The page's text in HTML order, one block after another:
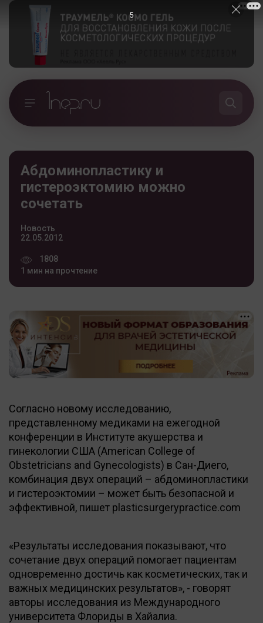
Абдоминопластику и
гистероэктомию можно
сочетать
Новость
22.05.2012
1808
1 мин на прочтение
Согласно новому исследованию,
представленному медиками на ежегодной
конференции в Институте акушерства и
гинекологии США (American College of
Obstetricians and Gynecologists) в Сан-Диего,
комбинация двух операций – абдоминопластики
и гистероэктомии – может быть безопасной и
эффективной, пишет plasticsurgerypractice.com
«Результаты исследования показывают, что
сочетание двух операций помогает пациентам
одновременно достичь как косметических, так и
важных медицинских результатов», - говорят
авторы исследования из Международного
университета Флориды в Хайалиа.
4